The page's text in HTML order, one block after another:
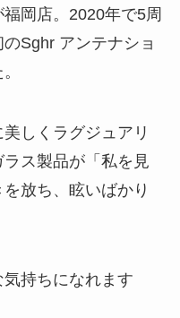
岡店。2020年で5周
Sghr アンテナショ
しくラグジュアリ
ス製品が「私を見
放ち、眩いばかり
持ちになれます